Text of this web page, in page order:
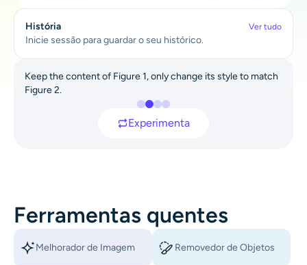
Gerador de Imagens com Estilo por IA
Ferramentas de retrato
Trocador de penteado
Filtro de IA
História Ver tudo
Inicie sessão para guardar o seu histórico.
Experimenta
Keep the content of Figure 1, only change its style to match
Figure 2.
Ferramentas quentes
Melhorador de Imagem Removedor de Objetos